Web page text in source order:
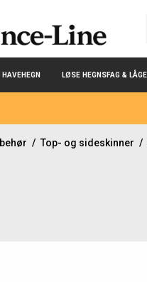
HAVEHEGN LØSE HEGNSFAG &
/ Top- og sideskinner /